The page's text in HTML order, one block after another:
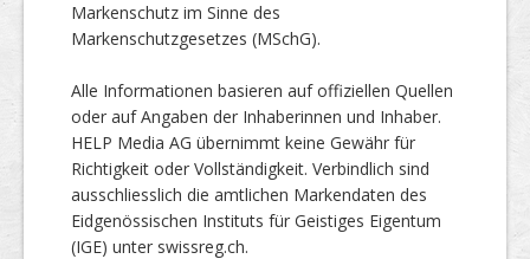
Markenschutz im Sinne des
Markenschutzgesetzes (MSchG).
Alle Informationen basieren auf offiziellen Quellen
oder auf Angaben der Inhaberinnen und Inhaber.
HELP Media AG übernimmt keine Gewähr für
Richtigkeit oder Vollständigkeit. Verbindlich sind
ausschliesslich die amtlichen Markendaten des
Eidgenössischen Instituts für Geistiges Eigentum
(IGE) unter swissreg.ch.